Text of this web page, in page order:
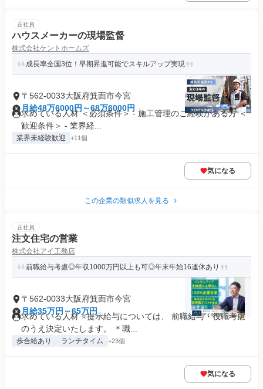
正社員
ハウスメーカーの現場監督
株式会社ケントホームズ
成長率全国3位！早期昇進可能でスキルアップ実現
〒562-0033大阪府箕面市今宮
月給48万6000円～68万6000円
求めている人材 ＜必須条件＞ - 施工管理のご経験がある方 ＜
歓迎条件＞ - 業界経...
業界未経験歓迎 +11個
気になる
この企業の類似求人を見る
正社員
注文住宅の営業
株式会社アイ工務店
前職給与考慮◎年収1000万円以上も可◎年末年始16連休あり
〒562-0033大阪府箕面市今宮
月給35万円～65万円
求めている人材 ⭐提示給与については、 前職給与・役職考慮
のうえ決定いたします。 ＊職...
歩合給あり ランチタイム +23個
気になる